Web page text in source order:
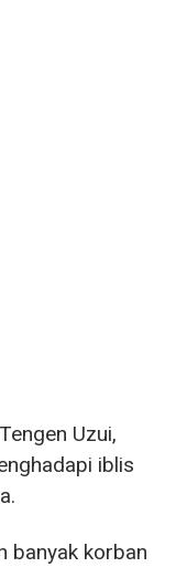
Uzui,
iblis
banyak korban